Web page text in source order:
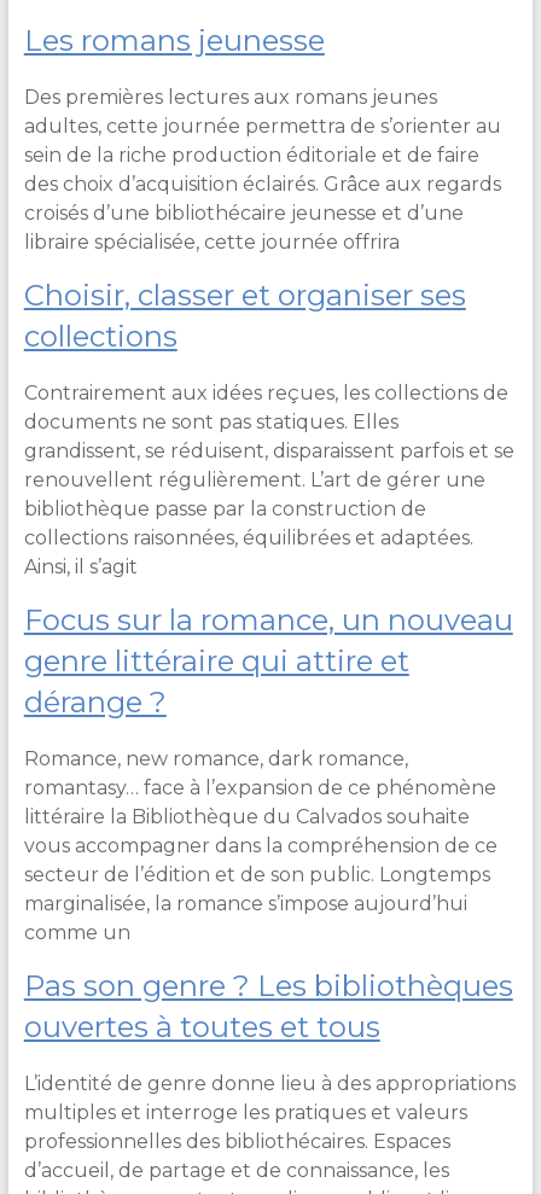
Les romans jeunesse
Des premières lectures aux romans jeunes
adultes, cette journée permettra de s’orienter au
sein de la riche production éditoriale et de faire
des choix d’acquisition éclairés. Grâce aux regards
croisés d’une bibliothécaire jeunesse et d’une
libraire spécialisée, cette journée offrira
Choisir, classer et organiser ses
collections
Contrairement aux idées reçues, les collections de
documents ne sont pas statiques. Elles
grandissent, se réduisent, disparaissent parfois et se
renouvellent régulièrement. L’art de gérer une
bibliothèque passe par la construction de
collections raisonnées, équilibrées et adaptées.
Ainsi, il s’agit
Focus sur la romance, un nouveau
genre littéraire qui attire et
dérange ?
Romance, new romance, dark romance,
romantasy… face à l’expansion de ce phénomène
littéraire la Bibliothèque du Calvados souhaite
vous accompagner dans la compréhension de ce
secteur de l’édition et de son public. Longtemps
marginalisée, la romance s’impose aujourd’hui
comme un
Pas son genre ? Les bibliothèques
ouvertes à toutes et tous
L’identité de genre donne lieu à des appropriations
multiples et interroge les pratiques et valeurs
professionnelles des bibliothécaires. Espaces
d’accueil, de partage et de connaissance, les